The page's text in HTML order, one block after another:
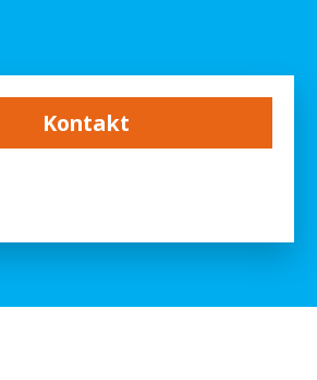
Kontakt